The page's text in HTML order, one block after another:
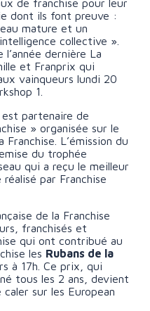
de franchise pour leur
dont ils font preuve :
mature et un
collective ».
dernière La
et Franprix qui
vainqueurs lundi 20
1.
est partenaire de
» organisée sur le
Franchise. L’émission du
du trophée
qui a reçu le meilleur
par Franchise
de la Franchise
franchisés et
qui ont contribué au
les Rubans de la
à 17h. Ce prix, qui
tous les 2 ans, devient
sur les European